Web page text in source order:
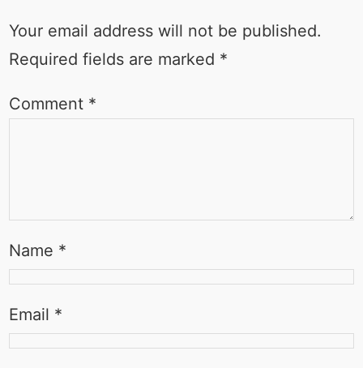
Your email address will not be published.
Required fields are marked *
Comment *
Name *
Email *